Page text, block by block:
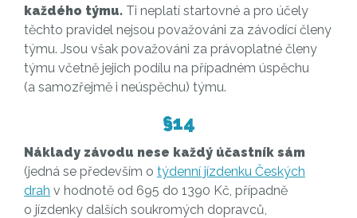
každého týmu. Ti neplatí startovné a pro účely
těchto pravidel nejsou považováni za závodící členy
týmu. Jsou však považováni za právoplatné členy
týmu včetně jejich podílu na případném úspěchu
(a samozřejmě i neúspěchu) týmu.
§14
Náklady závodu nese každý účastník sám
(jedná se především o týdenní jízdenku Českých
drah v hodnotě od 695 do 1390 Kč, případně
o jízdenky dalších soukromých dopravců,